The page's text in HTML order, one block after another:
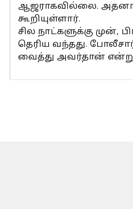
ஆஜராகவில்லை. அதனால்
கூறியுள்ளார்.
சில நாட்களுக்கு முன்,
தெரிய வந்தது.
வைத்து அவர்தான்